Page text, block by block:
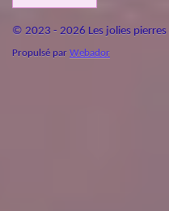
© 2023 - 2026 Les jolies pierres
Propulsé par Webador